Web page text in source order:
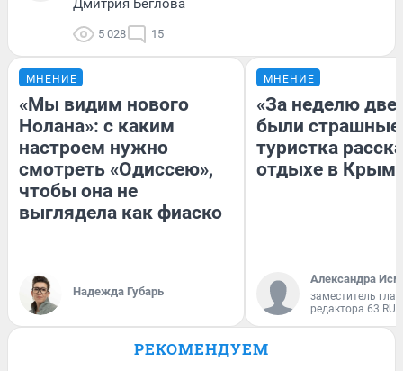
Дмитрия Беглова
5 028 15
МНЕНИЕ
«Мы видим нового
Нолана»: с каким
настроем нужно
смотреть «Одиссею»,
чтобы она не
выглядела как фиаско
Надежда Губарь
МНЕНИЕ
«За неделю две
были
туристка
отдыхе в
Александра
заместитель
редактора 63.RU
РЕКОМЕНДУЕМ